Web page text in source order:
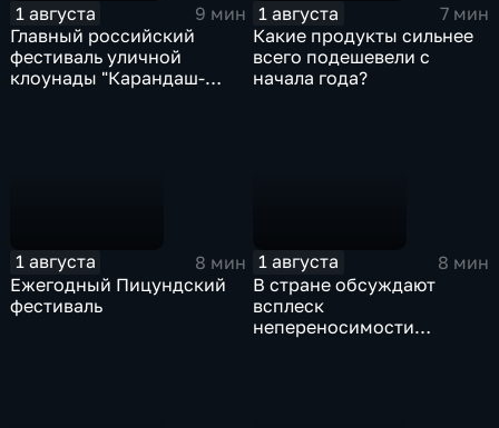
1 августа
9 мин
Главный российский
фестиваль уличной
клоунады "Карандаш-
1 августа
7 мин
Какие продукты сильнее
всего подешевели с
начала года?
1 августа
8 мин
Ежегодный Пицундский
фестиваль
1 августа
8 мин
В стране обсуждают
всплеск
непереносимости